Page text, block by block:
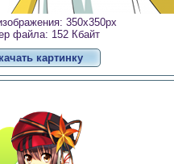
350x350px
файла: 152 Кбайт
картинку